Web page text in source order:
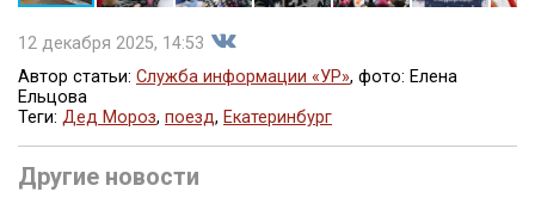
12 декабря 2025, 14:53
Поделиться
Автор статьи: Служба информации «УР», фото: Елена
Ельцова
Теги: Дед Мороз, поезд, Екатеринбург
Другие новости